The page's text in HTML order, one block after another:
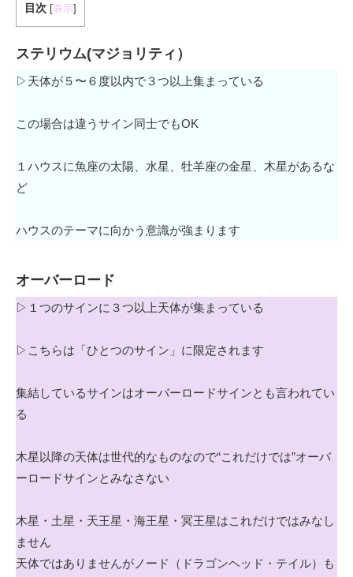
目次 [表示]
ステリウム(マジョリティ）
▷天体が５〜６度以内で３つ以上集まっている
この場合は違うサイン同士でもOK
１ハウスに魚座の太陽、水星、牡羊座の金星、木星があるな
ど
ハウスのテーマに向かう意識が強まります
オーバーロード
▷１つのサインに３つ以上天体が集まっている
▷こちらは「ひとつのサイン」に限定されます
集結しているサインはオーバーロードサインとも言われてい
る
木星以降の天体は世代的なものなので“これだけでは”オーバ
ーロードサインとみなさない
木星・土星・天王星・海王星・冥王星はこれだけではみなし
ません
天体ではありませんがノード（ドラゴンヘッド・テイル）も